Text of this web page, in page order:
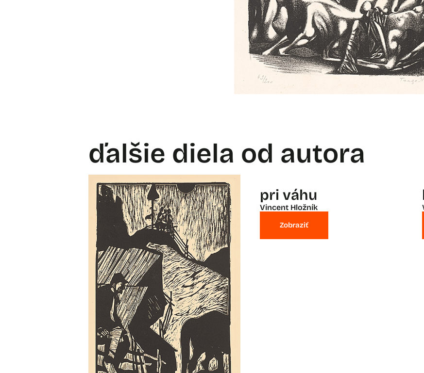
ďalšie diela od autora
pri váhu
Vincent Hložník
Zobraziť